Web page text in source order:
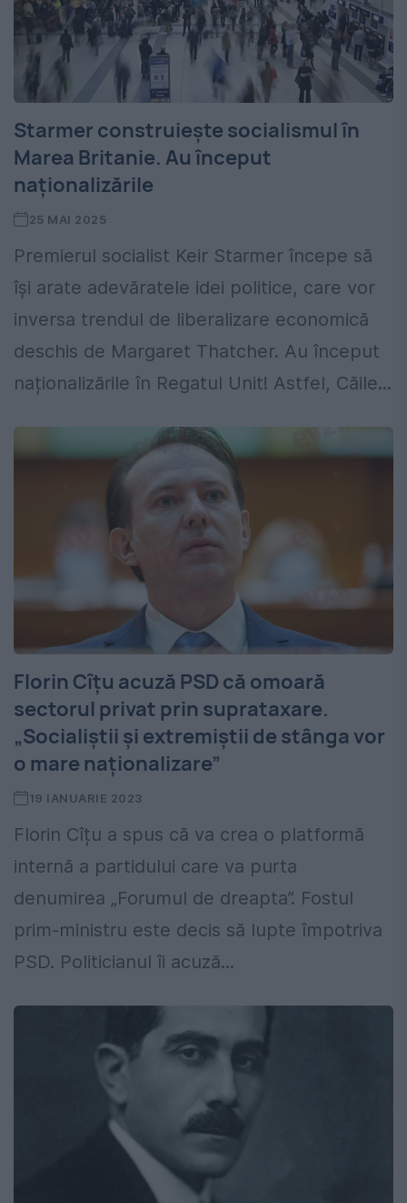
Starmer construiește socialismul în
Marea Britanie. Au început
naționalizările
25 MAI 2025
Premierul socialist Keir Starmer începe să
își arate adevăratele idei politice, care vor
inversa trendul de liberalizare economică
deschis de Margaret Thatcher. Au început
naționalizările în Regatul Unit! Astfel, Căile...
Florin Cîțu acuză PSD că omoară
sectorul privat prin suprataxare.
„Socialiștii și extremiștii de stânga vor
o mare naționalizare”
19 IANUARIE 2023
Florin Cîțu a spus că va crea o platformă
internă a partidului care va purta
denumirea „Forumul de dreapta”. Fostul
prim-ministru este decis să lupte împotriva
PSD. Politicianul îi acuză...